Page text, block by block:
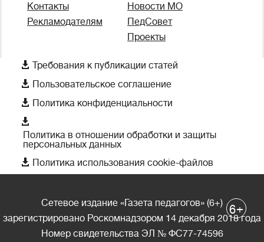
Контакты
Рекламодателям
Новости МО
ПедСовет
Проекты
 Требования к публикации статей
 Пользовательское соглашение
 Политика конфиденциальности

Политика в отношении обработки и защиты
персональных данных
 Политика использования cookie-файлов
Сетевое издание «Газета педагогов» (6+)
зарегистрировано Роскомнадзором 14 декабря 2018 года
Номер свидетельства ЭЛ № ФС77-74596
6+